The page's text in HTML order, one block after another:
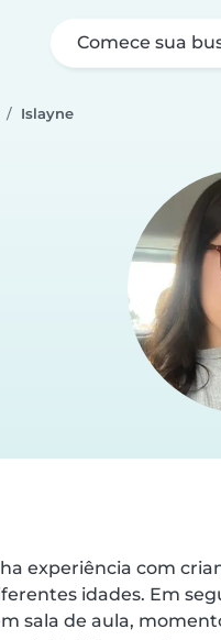
Comece sua
Islayne
experiência com
idades. Em
sala de aula,